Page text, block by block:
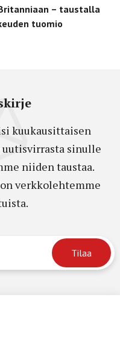
– taustalla
tuomio
kuukausittaisen
uutisvirrasta sinulle
niiden taustaa.
verkkolehtemme